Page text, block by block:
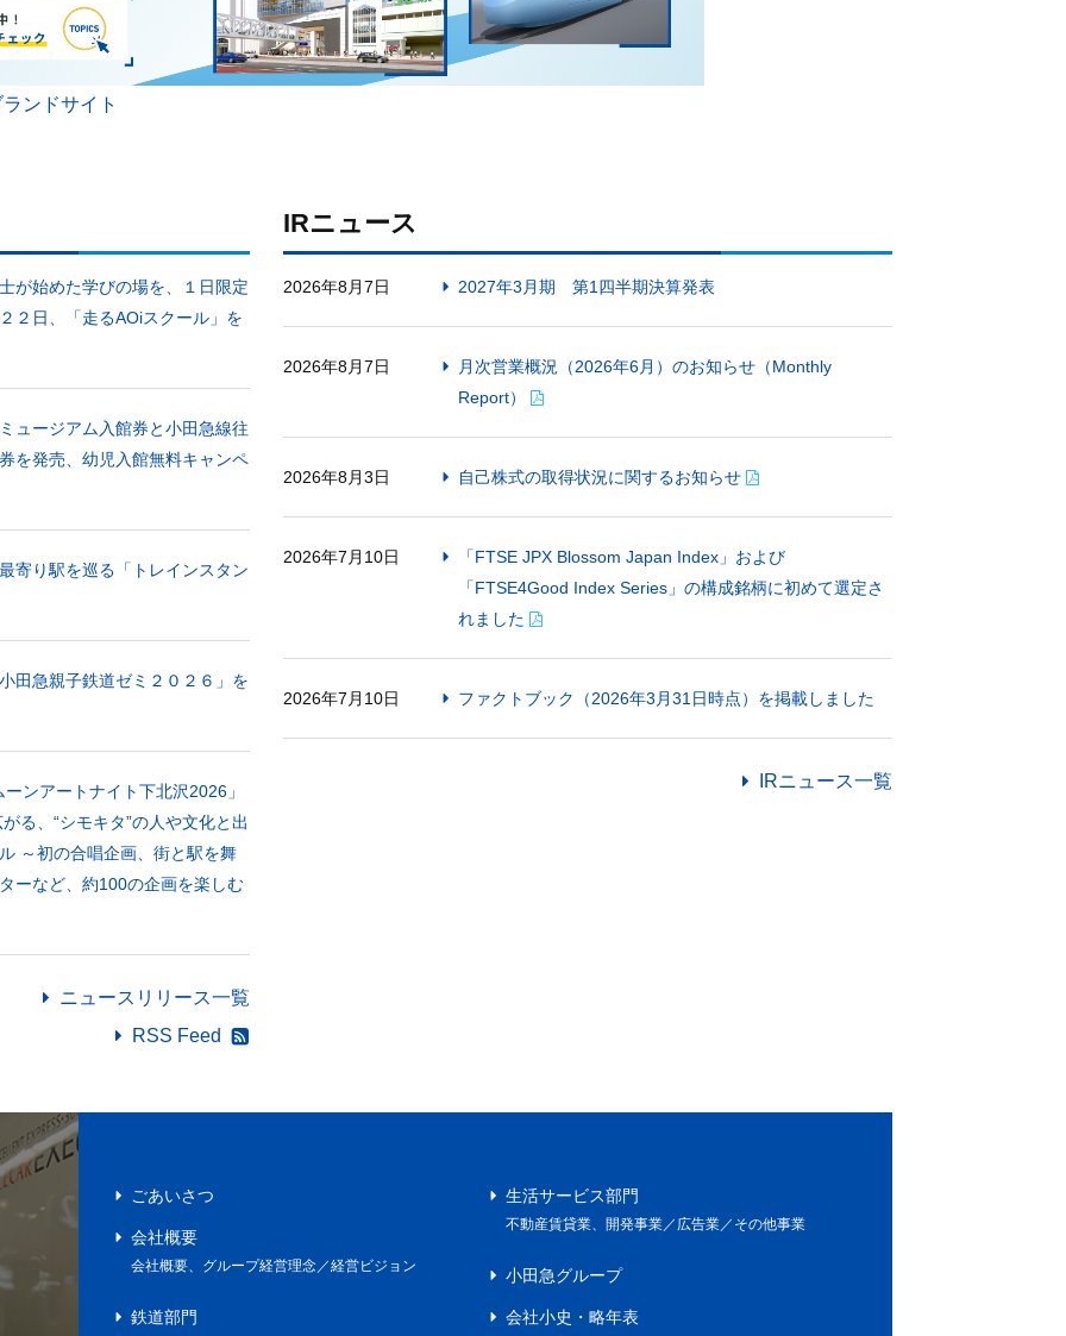
ンドサイト
が始めた学びの場を、１日限定
２日、「走るAOiスクール」を
ュージアム入館券と小田急線往
を発売、幼児入館無料キャンペ
寄り駅を巡る「トレインスタン
田急親子鉄道ゼミ２０２６」を
ンアートナイト下北沢2026」
、“シモキタ”の人や文化と出
～初の合唱企画、街と駅を舞
ーなど、約100の企画を楽しむ
ニュースリリース一覧
RSS Feed
IRニュース
2026年8月7日 2027年3月期 第1四半期決算発表
2026年8月7日
月次営業概況（2026年6月）のお知らせ（Monthly
Report）
2026年8月3日 自己株式の取得状況に関するお知らせ
2026年7月10日
「FTSE JPX Blossom Japan Index」および
「FTSE4Good Index Series」の構成銘柄に初めて選定さ
れました
2026年7月10日 ファクトブック（2026年3月31日時点）を掲載しました
IRニュース一覧
ごあいさつ
会社概要
会社概要、グループ経営理念／経営ビジョン
鉄道部門
生活サービス部門
不動産賃貸業、開発事業／広告業／その他事業
小田急グループ
会社小史・略年表